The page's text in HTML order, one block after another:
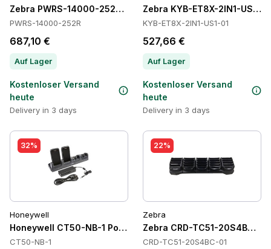
Zebra PWRS-14000-252R Power Supply
PWRS-14000-252R
687,10 €
Auf Lager
Kostenloser Versand
heute
Delivery in 3 days
Zebra KYB-ET8X-2IN1-US1-
KYB-ET8X-2IN1-US1-01
527,66 €
Auf Lager
Kostenloser Versand
heute
Delivery in 3 days
32%
Honeywell
Honeywell CT50-NB-1 Power Supply
CT50-NB-1
22%
Zebra
Zebra CRD-TC51-20S4BC-
CRD-TC51-20S4BC-01